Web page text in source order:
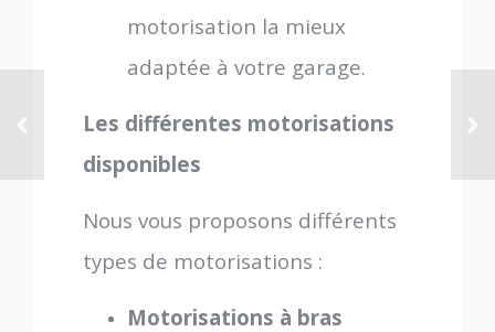
motorisation la mieux
adaptée à votre garage.
Les différentes motorisations
disponibles
Nous vous proposons différents
types de motorisations :
Motorisations à bras